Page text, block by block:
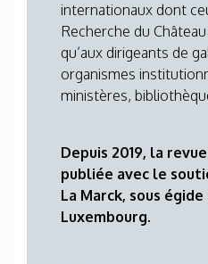
internationaux dont
Recherche du
qu’aux dirigeants de
organismes
ministères,
Depuis 2019, la
publiée avec le
La Marck, sous
Luxembourg.